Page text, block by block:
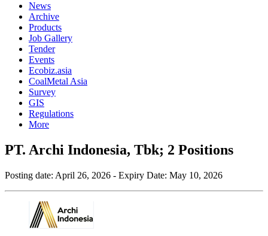
News
Archive
Products
Job Gallery
Tender
Events
Ecobiz.asia
CoalMetal Asia
Survey
GIS
Regulations
More
PT. Archi Indonesia, Tbk; 2 Positions
Posting date: April 26, 2026 - Expiry Date: May 10, 2026